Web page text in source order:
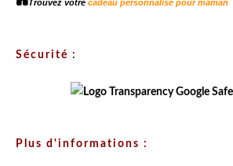
Trouvez votre cadeau personnalisé pour maman
Sécurité :
Plus d'informations :